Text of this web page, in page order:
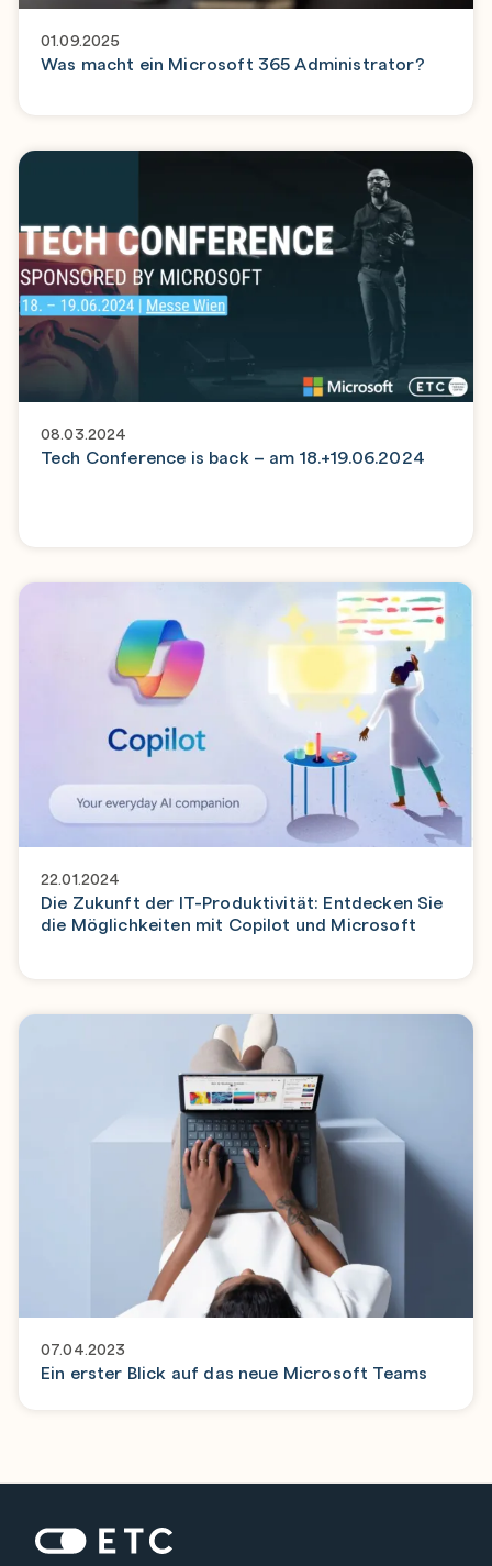
01.09.2025
Was macht ein Microsoft 365 Administrator?
08.03.2024
Tech Conference is back – am 18.+19.06.2024
22.01.2024
Die Zukunft der IT-Produktivität: Entdecken Sie
die Möglichkeiten mit Copilot und Microsoft
07.04.2023
Ein erster Blick auf das neue Microsoft Teams
Startseite: ETC